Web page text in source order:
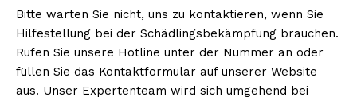
Bitte warten Sie nicht, uns zu kontaktieren, wenn Sie
Hilfestellung bei der Schädlingsbekämpfung brauchen.
Rufen Sie unsere Hotline unter der Nummer an oder
füllen Sie das Kontaktformular auf unserer Website
aus. Unser Expertenteam wird sich umgehend bei